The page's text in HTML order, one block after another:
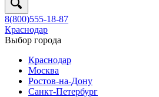
8(800)555-18-87
Краснодар
Выбор города
Краснодар
Москва
Ростов-на-Дону
Санкт-Петербург